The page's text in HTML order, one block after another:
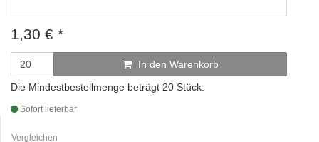
1,30 € *
In den Warenkorb
Die Mindestbestellmenge beträgt 20 Stück.
Sofort lieferbar
Vergleichen